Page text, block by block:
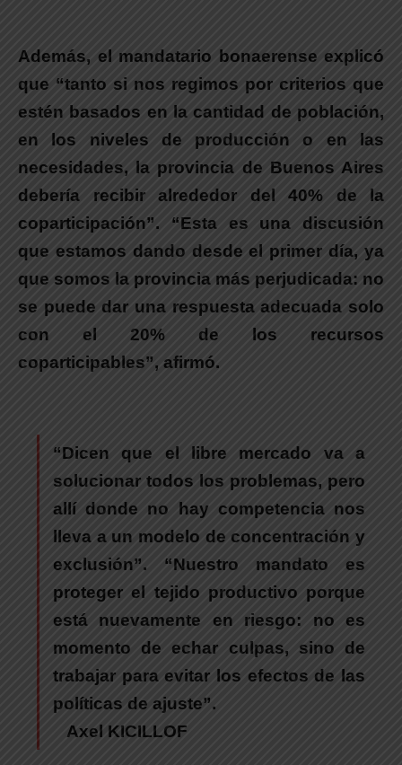
Además, el mandatario bonaerense explicó
que “tanto si nos regimos por criterios que
estén basados en la cantidad de población,
en los niveles de producción o en las
necesidades, la provincia de Buenos Aires
debería recibir alrededor del 40% de la
coparticipación”. “Esta es una discusión
que estamos dando desde el primer día, ya
que somos la provincia más perjudicada: no
se puede dar una respuesta adecuada solo
con el 20% de los recursos
coparticipables”, afirmó.
“Dicen que el libre mercado va a
solucionar todos los problemas, pero
allí donde no hay competencia nos
lleva a un modelo de concentración y
exclusión”. “Nuestro mandato es
proteger el tejido productivo porque
está nuevamente en riesgo: no es
momento de echar culpas, sino de
trabajar para evitar los efectos de las
políticas de ajuste”.
Axel KICILLOF